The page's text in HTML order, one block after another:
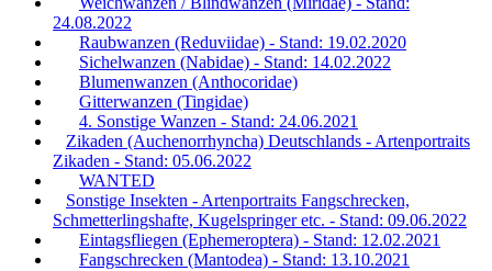
24.08.2022
Raubwanzen (Reduviidae) - Stand: 19.02.2020
Sichelwanzen (Nabidae) - Stand: 14.02.2022
Blumenwanzen (Anthocoridae)
Gitterwanzen (Tingidae)
4. Sonstige Wanzen - Stand: 24.06.2021
Zikaden (Auchenorrhyncha) Deutschlands - Artenportraits
Zikaden - Stand: 05.06.2022
WANTED
Sonstige Insekten - Artenportraits Fangschrecken,
Schmetterlingshafte, Kugelspringer etc. - Stand: 09.06.2022
Eintagsfliegen (Ephemeroptera) - Stand: 12.02.2021
Fangschrecken (Mantodea) - Stand: 13.10.2021